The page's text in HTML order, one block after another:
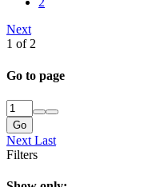
Next
1 of 2
Go to page
Go
Next Last
Filters